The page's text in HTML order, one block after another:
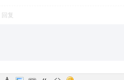
回复